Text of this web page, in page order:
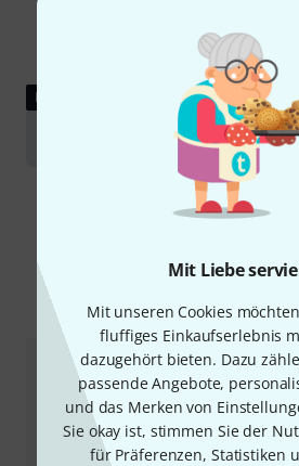
Mit Liebe
Mit unseren Cookies
fluffiges Einkaufserlebnis
dazugehört bieten. Dazu
passende Angebote,
und das Merken von
Sie okay ist, stimmen Sie der
für Präferenzen, Statistiken
RATGEBER